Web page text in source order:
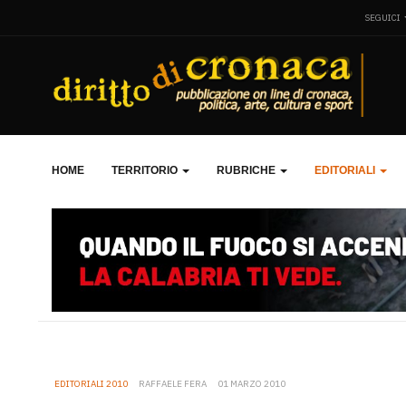
SEGUICI
HOME TERRITORIO RUBRICHE EDITORIALI
EDITORIALI 2010 RAFFAELE FERA 01 MARZO 2010